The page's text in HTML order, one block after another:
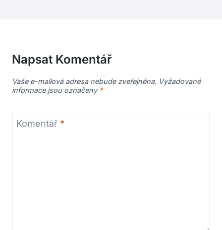
Napsat Komentář
Vaše e-mailová adresa nebude zveřejněna. Vyžadované
informace jsou označeny *
Komentář *